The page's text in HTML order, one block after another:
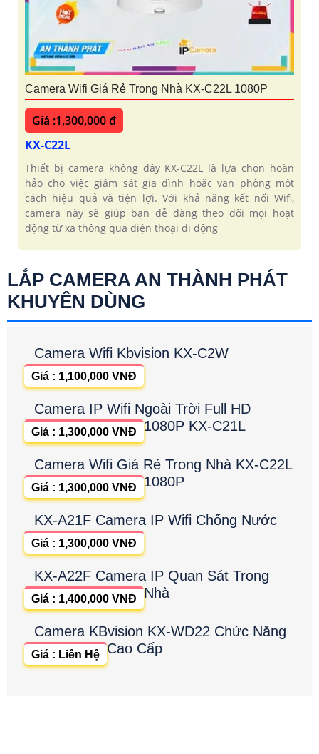
Camera Wifi Giá Rẻ Trong Nhà KX-C22L 1080P
Giá :1,300,000 ₫
KX-C22L
Thiết bị camera không dây KX-C22L là lựa chọn hoàn
hảo cho việc giám sát gia đình hoặc văn phòng một
cách hiệu quả và tiện lợi. Với khả năng kết nối Wifi,
camera này sẽ giúp bạn dễ dàng theo dõi mọi hoạt
động từ xa thông qua điện thoại di động
LẮP CAMERA AN THÀNH PHÁT
KHUYÊN DÙNG
Camera Wifi Kbvision KX-C2W
Giá : 1,100,000 VNĐ
Camera IP Wifi Ngoài Trời Full HD
1080P KX-C21L
Giá : 1,300,000 VNĐ
Camera Wifi Giá Rẻ Trong Nhà KX-C22L
1080P
Giá : 1,300,000 VNĐ
KX-A21F Camera IP Wifi Chống Nước
Giá : 1,300,000 VNĐ
KX-A22F Camera IP Quan Sát Trong
Nhà
Giá : 1,400,000 VNĐ
Camera KBvision KX-WD22 Chức Năng
Cao Cấp
Giá : Liên Hệ